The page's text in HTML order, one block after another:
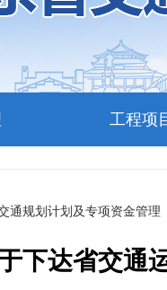
工程项
通规划计划及专项资金管理
下达省交通